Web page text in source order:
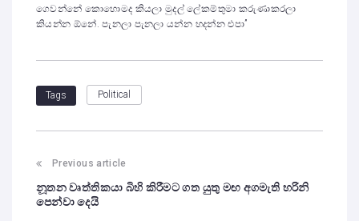
ගෙවන්නේ කොහොමද කියලා මුදල් ලේකම්තුමා කරුණාකරලා
කියන්න ඕනේ. පැනලා පැනලා යන්න හදන්න එපා”
Tags Political
Previous article
නූතන වෘත්තිකයා බිහි කිරීමට ගත යුතු මඟ අගමැති හරිනි
පෙන්වා දෙයි